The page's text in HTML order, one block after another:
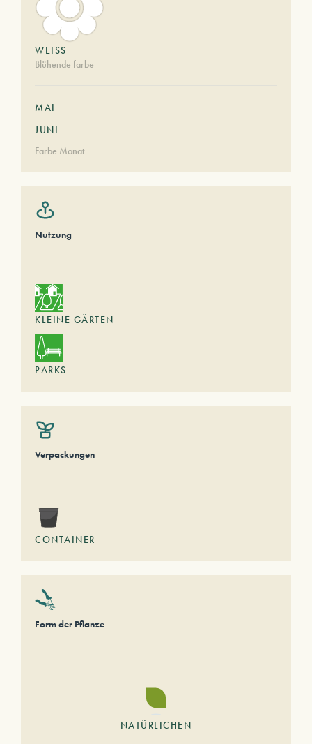
WEISS
Blühende farbe
MAI
JUNI
Farbe Monat
Nutzung
KLEINE GÄRTEN
PARKS
Verpackungen
CONTAINER
Form der Pflanze
NATÜRLICHEN